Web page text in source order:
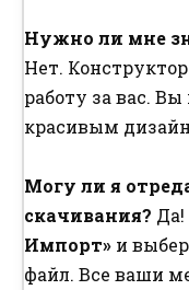
Нужно ли мне
Нет.
работу за вас.
красивым
Могу ли я
скачивания?
Импорт» и
файл. Все ваши